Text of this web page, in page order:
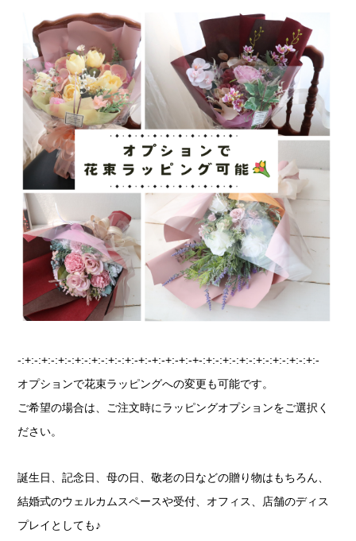
-:+:-:+:-:+:-:+:-:+:-:+:-:+:-+:-+:-+:-+:-+-:+:-:+:-:+:-:+:-:+:-:+:-:+:-
オプションで花束ラッピングへの変更も可能です。
ご希望の場合は、ご注文時にラッピングオプションをご選択く
ださい。
誕生日、記念日、母の日、敬老の日などの贈り物はもちろん、
結婚式のウェルカムスペースや受付、オフィス、店舗のディス
プレイとしても♪